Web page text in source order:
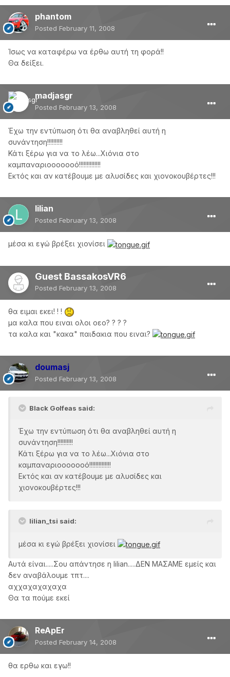
phantom
Posted February 11, 2008
Ίσως να καταφέρω να έρθω αυτή τη φορά!!
Θα δείξει.
madjasgr
Posted February 13, 2008
Έχω την εντύπωση ότι θα αναβληθεί αυτή η
συνάντηση!!!!!!!!!!
Κάτι ξέρω για να το λέω...Χιόνια στο
καμπαναριοοοοοοό!!!!!!!!!!!!!!
Εκτός και αν κατέβουμε με αλυσίδες και χιονοκουβέρτες!!!
lilian
Posted February 13, 2008
μέσα κι εγώ βρέξει χιονίσει
Guest BassakosVR6
Posted February 13, 2008
θα ειμαι εκει! ! !
μα καλα που ειναι ολοι οεο? ? ? ?
τα καλα και "κακα" παιδακια που ειναι?
doumasj
Posted February 13, 2008
Black Golfeas said:
Έχω την εντύπωση ότι θα αναβληθεί αυτή η
συνάντηση!!!!!!!!!!
Κάτι ξέρω για να το λέω...Χιόνια στο
καμπαναριοοοοοοό!!!!!!!!!!!!!!
Εκτός και αν κατέβουμε με αλυσίδες και
χιονοκουβέρτες!!!
lilian_tsi said:
μέσα κι εγώ βρέξει χιονίσει
Aυτά είναι.....Σου απάντησε η lilian.....ΔΕΝ ΜΑΣΑΜΕ εμείς και
δεν αναβάλουμε τπτ....
αχχαχαχαχαχα
Θα τα πούμε εκεί
ReApEr
Posted February 14, 2008
θα ερθω και εγω!!